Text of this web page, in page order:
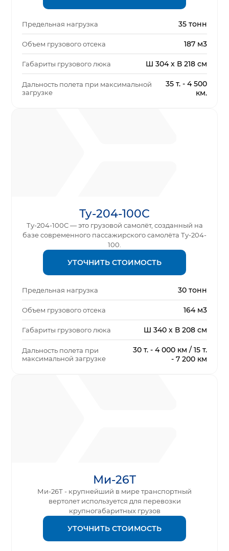
Предельная нагрузка 35 тонн
Объем грузового отсека 187 м3
Габариты грузового люка Ш 304 x В 218 см
Дальность полета при максимальной
загрузке
35 т. - 4 500
км.
Ту-204-100С
Ту-204-100С — это грузовой самолёт, созданный на
базе современного пассажирского самолёта Ту-204-
100.
УТОЧНИТЬ СТОИМОСТЬ
Предельная нагрузка 30 тонн
Объем грузового отсека 164 м3
Габариты грузового люка Ш 340 х В 208 см
Дальность полета при
максимальной загрузке
30 т. - 4 000 км / 15 т.
- 7 200 км
Ми-26Т
Ми-26Т - крупнейший в мире транспортный
вертолет используется для перевозки
крупногабаритных грузов
УТОЧНИТЬ СТОИМОСТЬ